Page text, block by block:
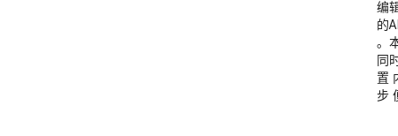
编
的
。
同
置
步